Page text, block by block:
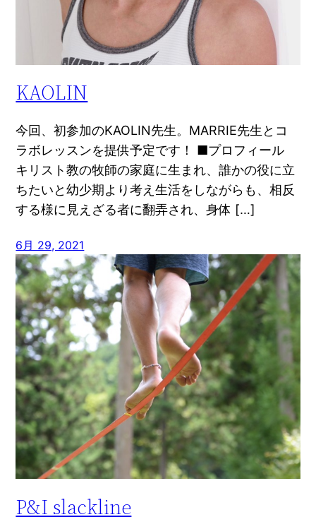
KAOLIN
今回、初参加のKAOLIN先生。MARRIE先生とコ
ラボレッスンを提供予定です！ ■プロフィール
キリスト教の牧師の家庭に生まれ、誰かの役に立
ちたいと幼少期より考え生活をしながらも、相反
する様に見えざる者に翻弄され、身体 […]
6月 29, 2021
P&I slackline